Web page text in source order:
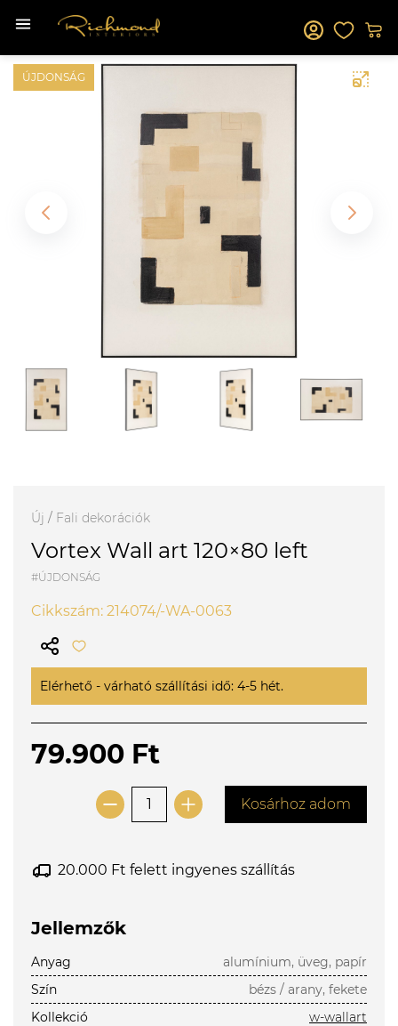
ÚJDONSÁG
Új / Fali dekorációk
Vortex Wall art 120×80 left
#ÚJDONSÁG
Cikkszám: 214074/-WA-0063
Elérhető - várható szállítási idő: 4-5 hét.
79.900 Ft
Kosárhoz adom
20.000 Ft felett ingyenes szállítás
Jellemzők
Anyag
alumínium, üveg, papír
Szín
bézs / arany, fekete
Kollekció
w-wallart